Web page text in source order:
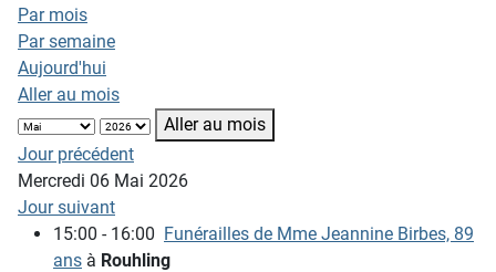
Par mois
Par semaine
Aujourd'hui
Aller au mois
Aller au mois
Jour précédent
Mercredi 06 Mai 2026
Jour suivant
15:00 - 16:00 Funérailles de Mme Jeannine Birbes, 89
ans à Rouhling